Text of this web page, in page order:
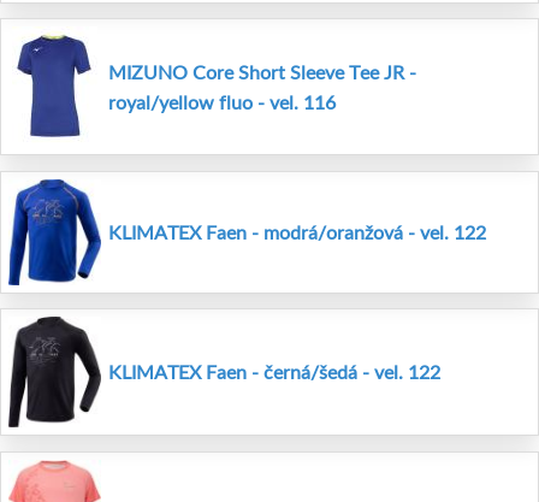
MIZUNO Core Short Sleeve Tee JR -
royal/yellow fluo - vel. 116
KLIMATEX Faen - modrá/oranžová - vel. 122
KLIMATEX Faen - černá/šedá - vel. 122